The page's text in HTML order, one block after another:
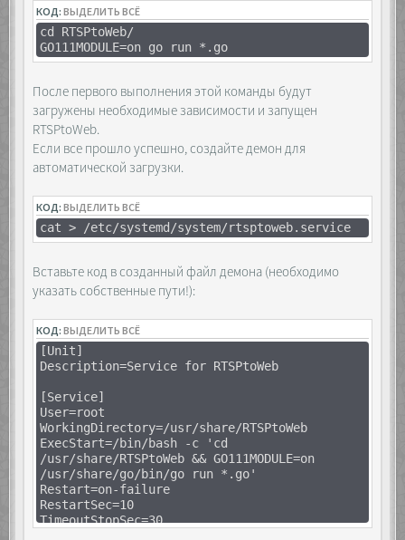
КОД:ВЫДЕЛИТЬ ВСЁ
cd RTSPtoWeb/
GO111MODULE=on go run *.go
После первого выполнения этой команды будут
загружены необходимые зависимости и запущен
RTSPtoWeb.
Если все прошло успешно, создайте демон для
автоматической загрузки.
КОД:ВЫДЕЛИТЬ ВСЁ
cat > /etc/systemd/system/rtsptoweb.service
Вставьте код в созданный файл демона (необходимо
указать собственные пути!):
КОД:ВЫДЕЛИТЬ ВСЁ
[Unit]
Description=Service for RTSPtoWeb
[Service]
User=root
WorkingDirectory=/usr/share/RTSPtoWeb
ExecStart=/bin/bash -c 'cd
/usr/share/RTSPtoWeb && GO111MODULE=on
/usr/share/go/bin/go run *.go'
Restart=on-failure
RestartSec=10
TimeoutStopSec=30